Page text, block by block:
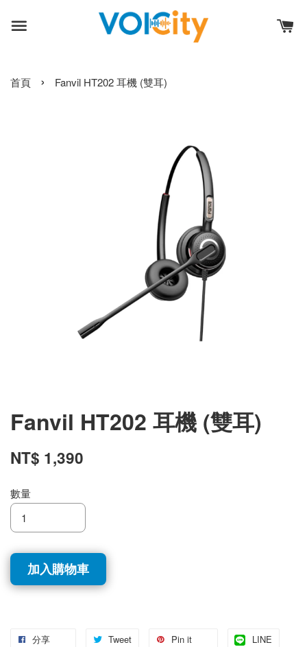
首頁 › Fanvil HT202 耳機 (雙耳)
Fanvil HT202 耳機 (雙耳)
NT$ 1,390
數量
加入購物車
分享 Tweet Pin it LINE